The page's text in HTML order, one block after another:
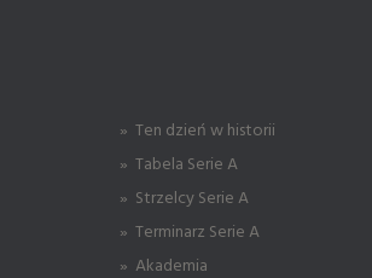
» Ten dzień w historii
» Tabela Serie A
» Strzelcy Serie A
» Terminarz Serie A
» Akademia